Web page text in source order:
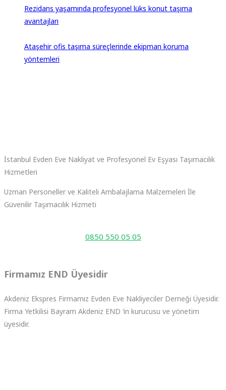
Rezidans yaşamında profesyonel lüks konut taşıma
avantajları
Ataşehir ofis taşıma süreçlerinde ekipman koruma
yöntemleri
İstanbul Evden Eve Nakliyat ve Profesyonel Ev Eşyası Taşımacılık
Hizmetleri
Uzman Personeller ve Kaliteli Ambalajlama Malzemeleri İle
Güvenilir Taşımacılık Hizmeti
0850 550 05 05
Firmamız END Üyesidir
Akdeniz Ekspres Firmamız Evden Eve Nakliyeciler Derneği Üyesidir.
Firma Yetkilisi Bayram Akdeniz END ‘in kurucusu ve yönetim
üyesidir.